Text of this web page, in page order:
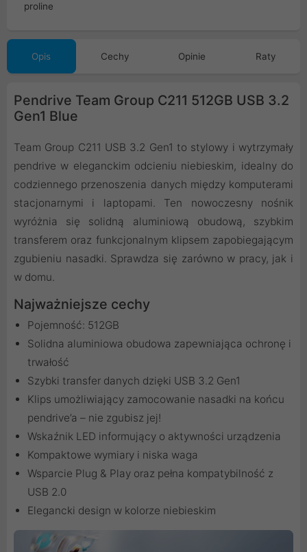
Opis Cechy Opinie Raty
Pendrive Team Group C211 512GB USB 3.2
Gen1 Blue
Team Group C211 USB 3.2 Gen1 to stylowy i wytrzymały
pendrive w eleganckim odcieniu niebieskim, idealny do
codziennego przenoszenia danych między komputerami
stacjonarnymi i laptopami. Ten nowoczesny nośnik
wyróżnia się solidną aluminiową obudową, szybkim
transferem oraz funkcjonalnym klipsem zapobiegającym
zgubieniu nasadki. Sprawdza się zarówno w pracy, jak i
w domu.
Najważniejsze cechy
Pojemność: 512GB
Solidna aluminiowa obudowa zapewniająca ochronę i
trwałość
Szybki transfer danych dzięki USB 3.2 Gen1
Klips umożliwiający zamocowanie nasadki na końcu
pendrive’a – nie zgubisz jej!
Wskaźnik LED informujący o aktywności urządzenia
Kompaktowe wymiary i niska waga
Wsparcie Plug & Play oraz pełna kompatybilność z
USB 2.0
Elegancki design w kolorze niebieskim